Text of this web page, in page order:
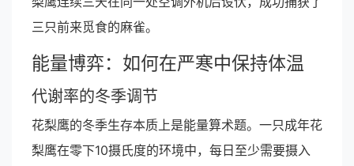
三只前来觅食的麻雀。
能量博弈：如何在严寒中保持体温
代谢率的冬季调节
花梨鹰的冬季生存本质上是能量算术题。一只成年花
梨鹰在零下10摄氏度的环境中，每日至少需要摄入